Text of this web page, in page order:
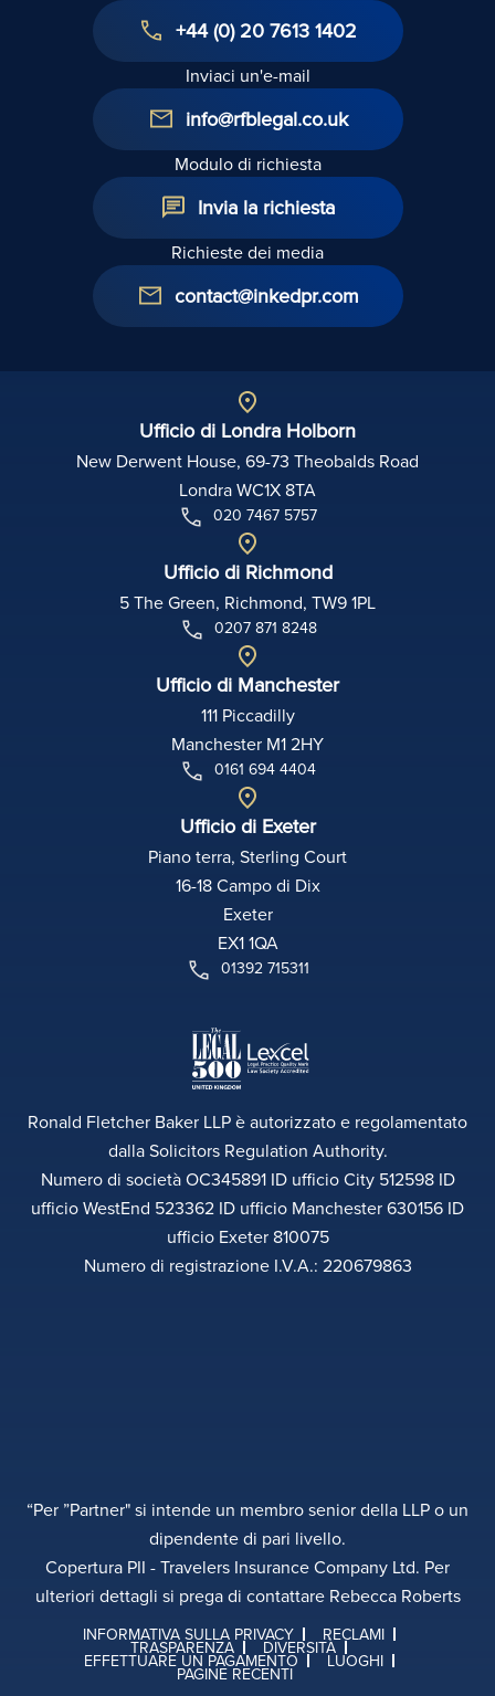
+44 (0) 20 7613 1402
Inviaci un'e-mail
info@rfblegal.co.uk
Modulo di richiesta
Invia la richiesta
Richieste dei media
contact@inkedpr.com
Ufficio di Londra Holborn
New Derwent House, 69-73 Theobalds Road
Londra WC1X 8TA
020 7467 5757
Ufficio di Richmond
5 The Green, Richmond, TW9 1PL
0207 871 8248
Ufficio di Manchester
111 Piccadilly
Manchester M1 2HY
0161 694 4404
Ufficio di Exeter
Piano terra, Sterling Court
16-18 Campo di Dix
Exeter
EX1 1QA
01392 715311
Ronald Fletcher Baker LLP è autorizzato e regolamentato
dalla Solicitors Regulation Authority.
Numero di società OC345891 ID ufficio City 512598 ID
ufficio WestEnd 523362 ID ufficio Manchester 630156 ID
ufficio Exeter 810075
Numero di registrazione I.V.A.: 220679863
“Per ”Partner" si intende un membro senior della LLP o un
dipendente di pari livello.
Copertura PII - Travelers Insurance Company Ltd. Per
ulteriori dettagli si prega di contattare Rebecca Roberts
INFORMATIVA SULLA PRIVACY RECLAMI
TRASPARENZA DIVERSITÀ
EFFETTUARE UN PAGAMENTO LUOGHI
PAGINE RECENTI